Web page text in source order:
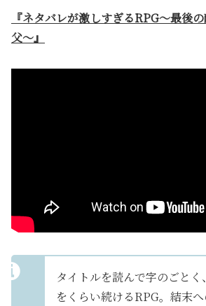
『ネタバレが激しすぎるRPG〜最後
父〜』
タイトルを読んで字のごとく
をくらい続けるRPG。結末